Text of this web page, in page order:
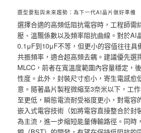
選型要點與未來趨勢：為下一代AI晶片做好準備
選擇合適的高頻低阻抗電容時，工程師需
壓、溫飄係數以及頻率阻抗曲線。對於AI
0.1μF到10μF不等，但更小的容值往往具
共振頻率，適合超高頻去耦。建議優先選
MLCC，前者在寬溫度範圍內容量穩定，
性度。此外，封裝尺寸愈小，寄生電感愈
意。隨著晶片製程微縮至3奈米以下，工
至更低，瞬態電流耐受裕度更小，對電容
嵌入式電容技術（如將電容直接整合於封
為主流，進一步縮短能量傳輸路徑。同時